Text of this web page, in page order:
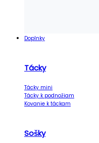
Doplnky
Tácky
Tácky mini
Tácky k podnožiam
Kovanie k táckam
Sošky